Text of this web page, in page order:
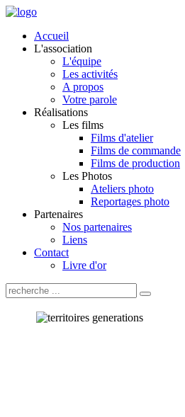
Accueil
L'association
L'équipe
Les activités
A propos
Votre parole
Réalisations
Les films
Films d'atelier
Films de commande
Films de production
Les Photos
Ateliers photo
Reportages photo
Partenaires
Nos partenaires
Liens
Contact
Livre d'or